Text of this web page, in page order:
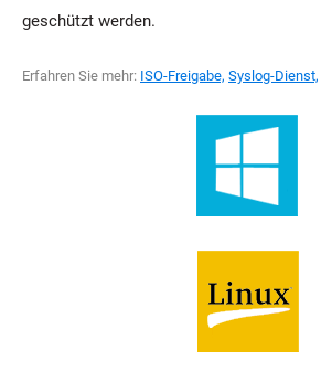
geschützt werden.
Erfahren Sie mehr: ISO-Freigabe, Syslog-Dienst,